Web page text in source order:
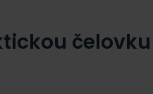
čelovku